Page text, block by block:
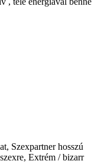
Szexpartner hosszú
Extrém / bizarr